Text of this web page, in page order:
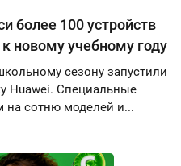
более 100 устройств
новому учебному году
сезону запустили
Huawei. Специальные
на сотню моделей и...